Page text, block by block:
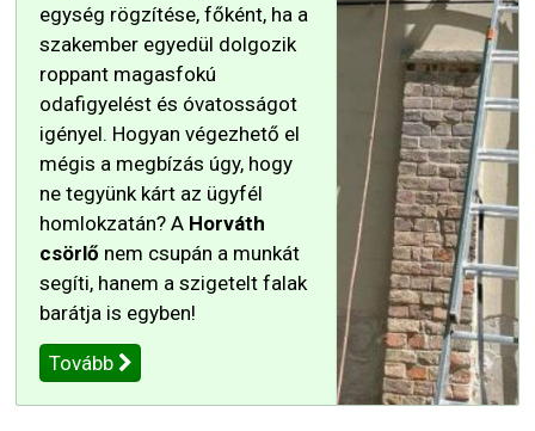
egység rögzítése, főként, ha a
szakember egyedül dolgozik
roppant magasfokú
odafigyelést és óvatosságot
igényel. Hogyan végezhető el
mégis a megbízás úgy, hogy
ne tegyünk kárt az ügyfél
homlokzatán? A Horváth
csörlő nem csupán a munkát
segíti, hanem a szigetelt falak
barátja is egyben!
Tovább